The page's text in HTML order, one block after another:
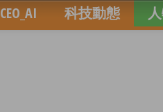
CEO_AI 科技動態